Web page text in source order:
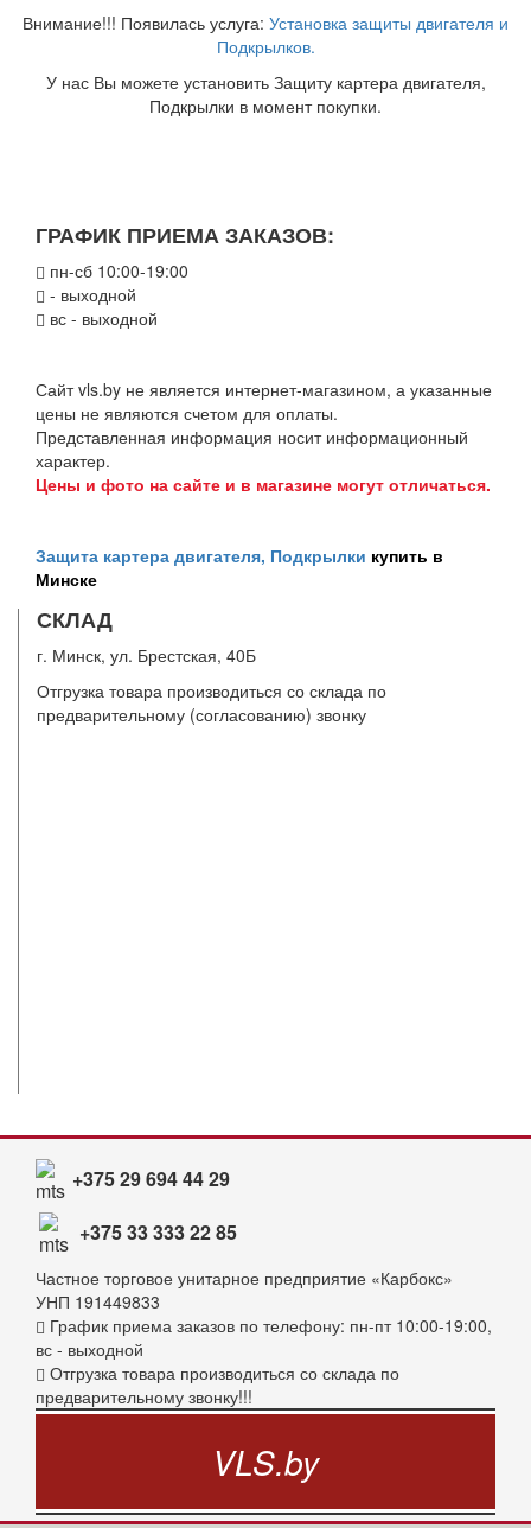
Внимание!!! Появилась услуга: Установка защиты двигателя и
Подкрылков.
У нас Вы можете установить Защиту картера двигателя,
Подкрылки в момент покупки.
ГРАФИК ПРИЕМА ЗАКАЗОВ:
пн-сб 10:00-19:00
- выходной
вс - выходной
Сайт vls.by не является интернет-магазином, а указанные
цены не являются счетом для оплаты.
Представленная информация носит информационный
характер.
Цены и фото на сайте и в магазине могут отличаться.
Защита картера двигателя, Подкрылки купить в
Минске
СКЛАД
г. Минск, ул. Брестская, 40Б
Отгрузка товара производиться со склада по
предварительному (согласованию) звонку
+375 29 694 44 29
+375 33 333 22 85
Частное торговое унитарное предприятие «Карбокс»
УНП 191449833
График приема заказов по телефону: пн-пт 10:00-19:00,
вс - выходной
Отгрузка товара производиться со склада по
предварительному звонку!!!
VLS.by